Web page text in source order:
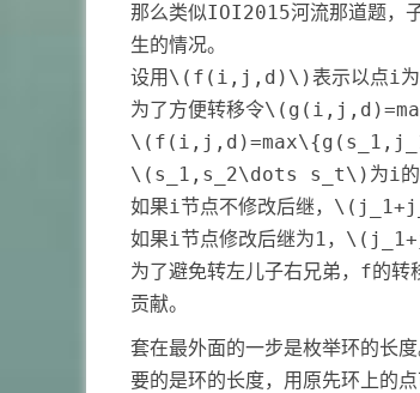
那么类似IOI2015河流那道题，
生的情况。
设用 \(f(i,j,d)\)表示以点i
为了方便转移令
\(s_1,s_2\dots s_t\) 为i的
如果i节点不修改后继，
如果i节点修改后继为1，
为了避免转左儿子右兄弟，f的转
贡献。
套在最外面的一步是枚举环的长
要的是环的长度，用原先环上的